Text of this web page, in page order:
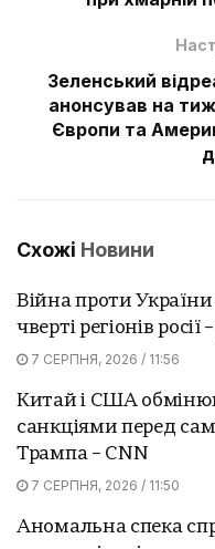
Зеленський
анонсував на
Європи та
Схожі Новини
Війна проти
чверті регіонів росії
7 СЕРПНЯ, 2026 / 11:56
Китай і США
санкціями перед
Трампа – CNN
7 СЕРПНЯ, 2026 / 11:50
Аномальна спека